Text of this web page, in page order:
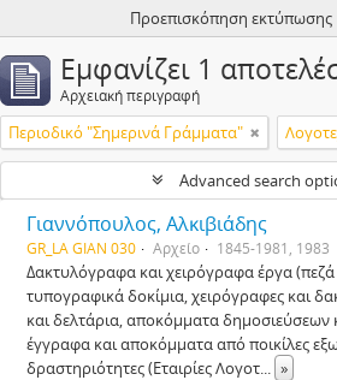
Προεπισκόπηση εκτύπωσης
Εμφανίζει 1
Αρχειακή περιγραφή
Περιοδικό "Σημερινά Γράμματα"
Advanced search
Γιαννόπουλος, Αλκιβιάδης
GR_LA GIAN 030 Αρχείο 1845-1981, 1983
Δακτυλόγραφα και χειρόγραφα έργα (πεζά
τυπογραφικά δοκίμια, χειρόγραφες και
και δελτάρια, αποκόμματα δημοσιεύσεων
έγγραφα και αποκόμματα από ποικίλες
δραστηριότητες (Εταιρίες Λογοτ... »